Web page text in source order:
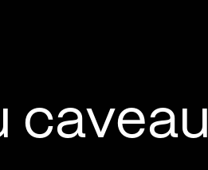
caveau